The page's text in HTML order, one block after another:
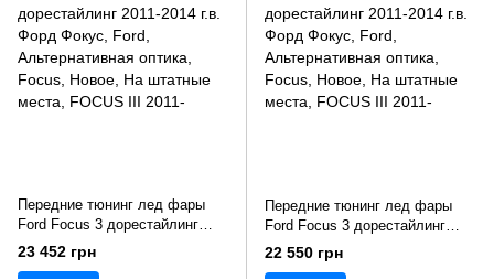
Передние тюнинг лед фары
Ford Focus 3 дорестайлинг
2011-2014 г.в. Форд Фокус
23 452 грн
Передние тюнинг лед фары
Ford Focus 3 дорестайлинг
2011-2014 г.в. Форд Фокус
22 550 грн